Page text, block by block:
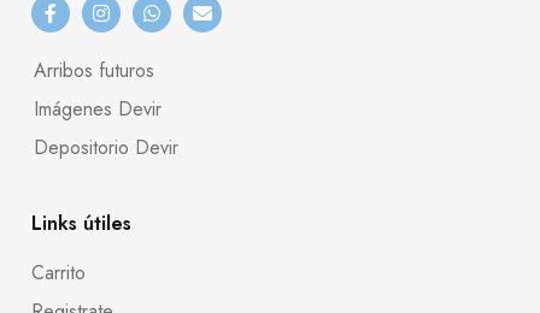
Arribos futuros
Imágenes Devir
Depositorio Devir
Links útiles
Carrito